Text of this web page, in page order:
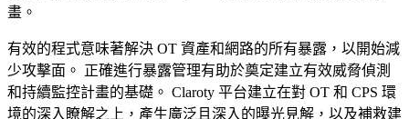
畫。
有效的程式意味著解決 OT 資產和網路的所有暴露，以開始減
少攻擊面。 正確進行暴露管理有助於奠定建立有效威脅偵測
和持續監控計畫的基礎。 Claroty 平台建立在對 OT 和 CPS 環
境的深入瞭解之上，產生廣泛且深入的曝光見解，以及補救建